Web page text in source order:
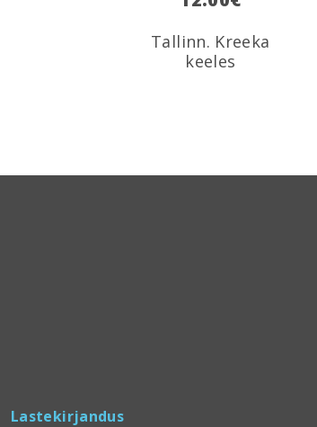
Tallinn. Kreeka
keeles
Lastekirjandus